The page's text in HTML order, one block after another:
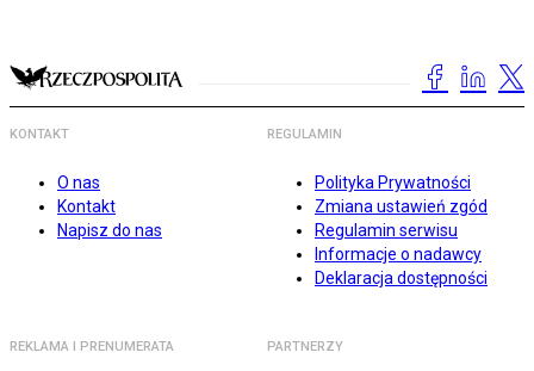
KONTAKT
O nas
Kontakt
Napisz do nas
REGULAMIN
Polityka Prywatności
Zmiana ustawień zgód
Regulamin serwisu
Informacje o nadawcy
Deklaracja dostępności
REKLAMA I PRENUMERATA PARTNERZY